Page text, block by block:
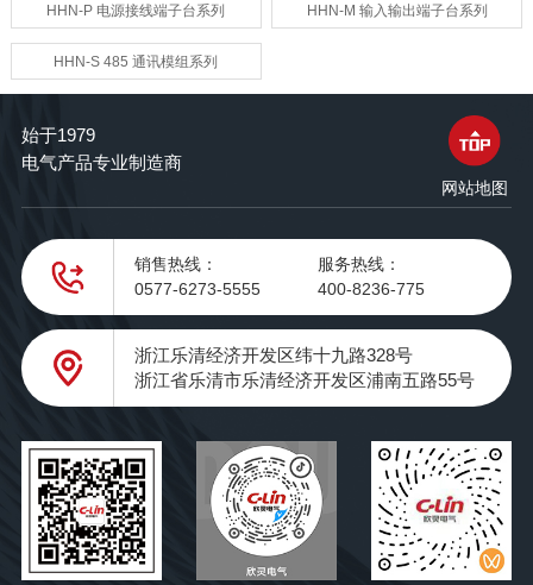
HHN-P 电源接线端子台系列 HHN-M 输入输出端子台系列
HHN-S 485 通讯模组系列
始于1979
电气产品专业制造商
网站地图
销售热线：
0577-6273-5555
服务热线：
400-8236-775
浙江乐清经济开发区纬十九路328号
浙江省乐清市乐清经济开发区浦南五路55号